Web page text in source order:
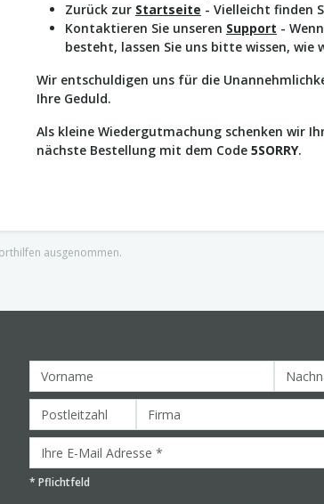
Zurück zur Startseite - Vielleicht finden
Kontaktieren Sie unseren Support -
besteht, lassen Sie uns bitte wissen, wie
Wir entschuldigen uns für die
Ihre Geduld.
Als kleine Wiedergutmachung schenken wir
nächste Bestellung mit dem Code 5SORRY.
ausgenommen.
* Pflichtfeld